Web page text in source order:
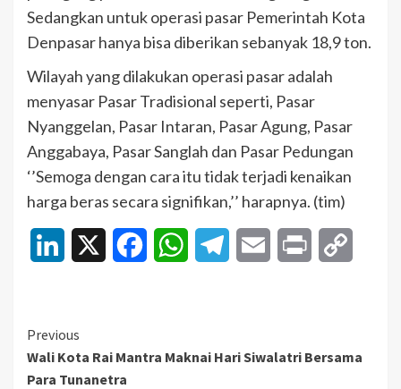
Sedangkan untuk operasi pasar Pemerintah Kota
Denpasar hanya bisa diberikan sebanyak 18,9 ton.
Wilayah yang dilakukan operasi pasar adalah
menyasar Pasar Tradisional seperti, Pasar
Nyanggelan, Pasar Intaran, Pasar Agung, Pasar
Anggabaya, Pasar Sanglah dan Pasar Pedungan
‘’Semoga dengan cara itu tidak terjadi kenaikan
harga beras secara signifikan,’’ harapnya. (tim)
LinkedIn FacebookWhatsAppTelegramEmail Print
Continue
Reading
Previous
Wali Kota Rai Mantra Maknai Hari Siwalatri Bersama
Para Tunanetra